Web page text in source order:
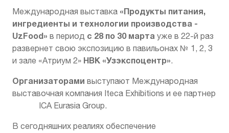
Международная выставка «Продукты питания,
ингредиенты и технологии производства -
UzFood» в период с 28 по 30 марта уже в 22-й раз
развернет свою экспозицию в павильонах № 1, 2, 3
и зале «Атриум 2» НВК «Узэкспоцентр».
Организаторами выступают Международная
выставочная компания Iteca Exhibitions и ее партнер
ICA Eurasia Group.
В сегодняшних реалиях обеспечение